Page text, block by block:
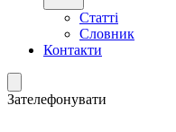
Статті
Словник
Контакти
Зателефонувати